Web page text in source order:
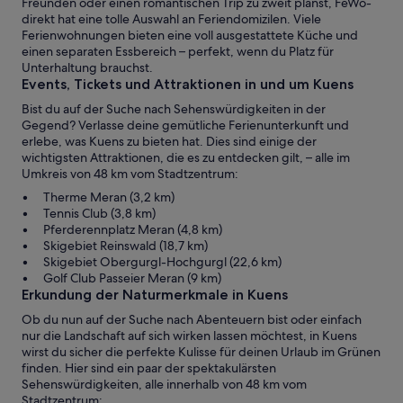
direkt hat eine tolle Auswahl an Feriendomizilen. Viele
Ferienwohnungen bieten eine voll ausgestattete Küche und
einen separaten Essbereich – perfekt, wenn du Platz für
Unterhaltung brauchst.
Events, Tickets und Attraktionen in und um Kuens
Bist du auf der Suche nach Sehenswürdigkeiten in der
Gegend? Verlasse deine gemütliche Ferienunterkunft und
erlebe, was Kuens zu bieten hat. Dies sind einige der
wichtigsten Attraktionen, die es zu entdecken gilt, – alle im
Umkreis von 48 km vom Stadtzentrum:
Therme Meran (3,2 km)
Tennis Club (3,8 km)
Pferderennplatz Meran (4,8 km)
Skigebiet Reinswald (18,7 km)
Skigebiet Obergurgl-Hochgurgl (22,6 km)
Golf Club Passeier Meran (9 km)
Erkundung der Naturmerkmale in Kuens
Ob du nun auf der Suche nach Abenteuern bist oder einfach
nur die Landschaft auf sich wirken lassen möchtest, in Kuens
wirst du sicher die perfekte Kulisse für deinen Urlaub im Grünen
finden. Hier sind ein paar der spektakulärsten
Sehenswürdigkeiten, alle innerhalb von 48 km vom